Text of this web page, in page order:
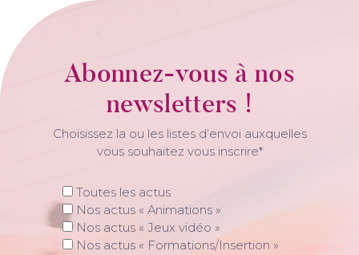
Abonnez-vous à nos
newsletters !
Choisissez la ou les listes d’envoi auxquelles
vous souhaitez vous inscrire*
Toutes les actus
Nos actus « Animations »
Nos actus « Jeux vidéo »
Nos actus « Formations/Insertion »